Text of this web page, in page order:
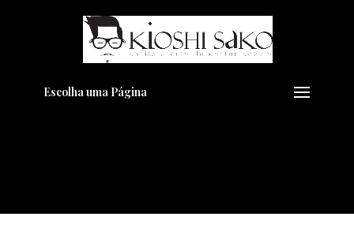
Escolha uma Página
Pensando em transformar seu
Visual??